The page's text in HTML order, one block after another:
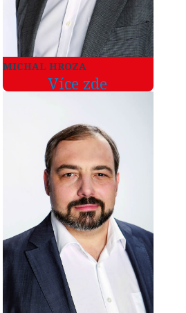
MICHAL HROZA
Více zde